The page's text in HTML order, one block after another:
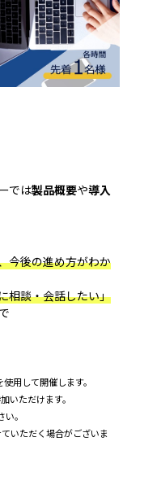
では製品概要や導入
今後の進め方がわか
相談・会話したい」
用して開催します。
いただけます。
。
いただく場合がございま